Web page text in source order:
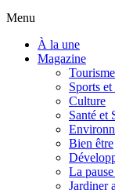
Menu
À la une
Magazine
Tourisme
Sports
Culture
Santé et
Bien être
La
Jardiner